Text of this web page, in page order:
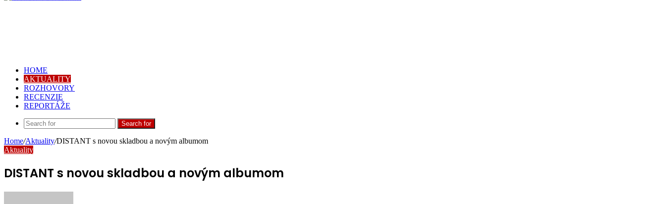
HOME
AKTUALITY
ROZHOVORY
RECENZIE
REPORTÁŽE
Search for
Home/Aktuality/DISTANT s novou skladbou a novým albumom
Aktuality
DISTANT s novou skladbou a novým albumom